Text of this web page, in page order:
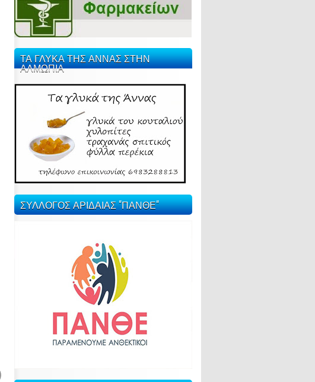
ΤΑ ΓΛΥΚΑ ΤΗΣ ΑΝΝΑΣ ΣΤΗΝ
ΑΛΜΩΠΙΑ
ΣΥΛΛΟΓΟΣ ΑΡΙΔΑΙΑΣ "ΠΑΝΘΕ"